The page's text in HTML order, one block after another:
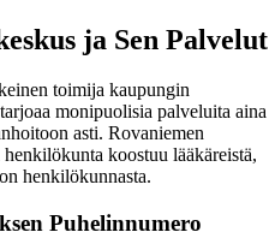
ja Sen Palvelut
toimija kaupungin
monipuolisia palveluita aina
asti. Rovaniemen
koostuu lääkäreistä,
henkilökunnasta.
Puhelinnumero